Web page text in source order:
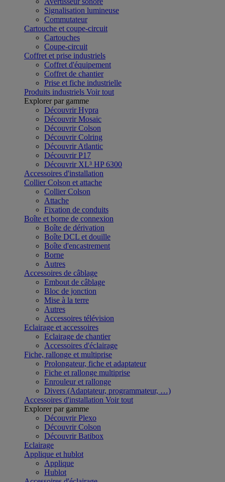
Signalisation lumineuse
Commutateur
Cartouche et coupe-circuit
Cartouches
Coupe-circuit
Coffret et prise industriels
Coffret d'équipement
Coffret de chantier
Prise et fiche industrielle
Produits industriels Voir tout
Explorer par gamme
Découvrir Hypra
Découvrir Mosaic
Découvrir Colson
Découvrir Colring
Découvrir Atlantic
Découvrir P17
Découvrir XL³ HP 6300
Accessoires d'installation
Collier Colson et attache
Collier Colson
Attache
Fixation de conduits
Boîte et borne de connexion
Boîte de dérivation
Boîte DCL et douille
Boîte d'encastrement
Borne
Autres
Accessoires de câblage
Embout de câblage
Bloc de jonction
Mise à la terre
Autres
Accessoires télévision
Eclairage et accessoires
Eclairage de chantier
Accessoires d'éclairage
Fiche, rallonge et multiprise
Prolongateur, fiche et adaptateur
Fiche et rallonge multiprise
Enrouleur et rallonge
Divers (Adaptateur, programmateur, …)
Accessoires d'installation Voir tout
Explorer par gamme
Découvrir Plexo
Découvrir Colson
Découvrir Batibox
Eclairage
Applique et hublot
Applique
Hublot